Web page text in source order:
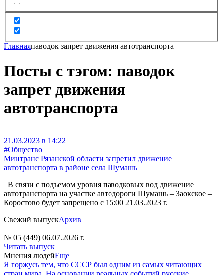
Главнаяпаводок запрет движения автотранспорта
Посты с тэгом: паводок
запрет движения
автотранспорта
21.03.2023 в 14:22
#Общество
Минтранс Рязанской области запретил движение
автотранспорта в районе села Шумашь
В связи с подъемом уровня паводковых вод движение
автотранспорта на участке автодороги Шумашь – Заокское –
Коростово будет запрещено с 15:00 21.03.2023 г.
Свежий выпускАрхив
№ 05 (449) 06.07.2026 г.
Читать выпуск
Мнения людейЕще
Я горжусь тем, что СССР был одним из самых читающих
стран мира. На основании реальных событий русские